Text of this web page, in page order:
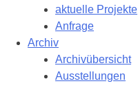
aktuelle Projekte
Anfrage
Archiv
Archivübersicht
Ausstellungen